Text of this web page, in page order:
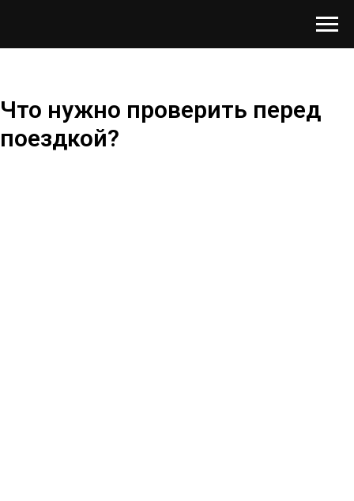
Что нужно проверить перед
поездкой?